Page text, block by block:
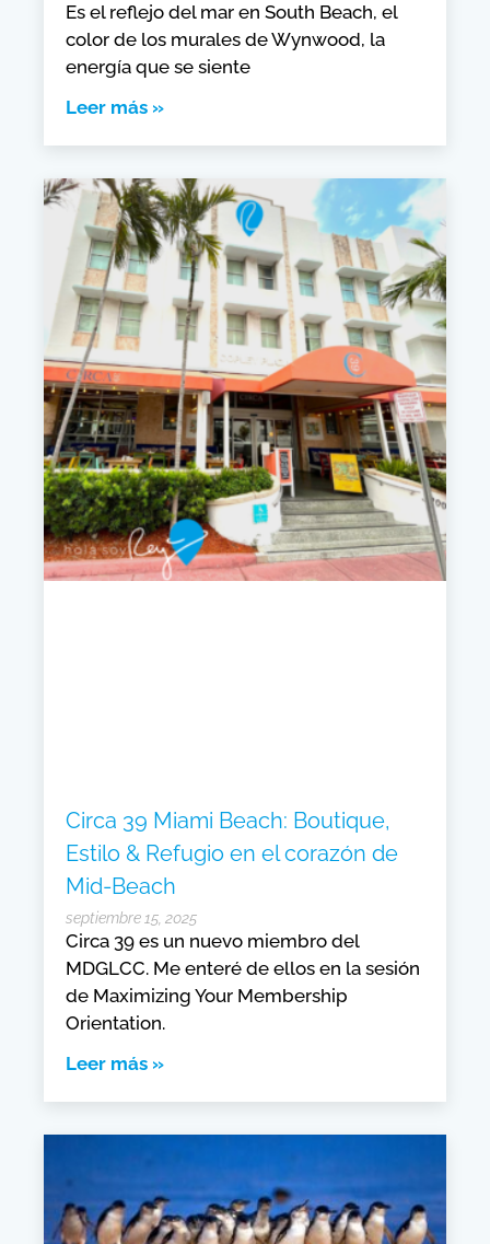
Es el reflejo del mar en South Beach, el
color de los murales de Wynwood, la
energía que se siente
Leer más »
Circa 39 Miami Beach: Boutique,
Estilo & Refugio en el corazón de
Mid-Beach
septiembre 15, 2025
Circa 39 es un nuevo miembro del
MDGLCC. Me enteré de ellos en la sesión
de Maximizing Your Membership
Orientation.
Leer más »